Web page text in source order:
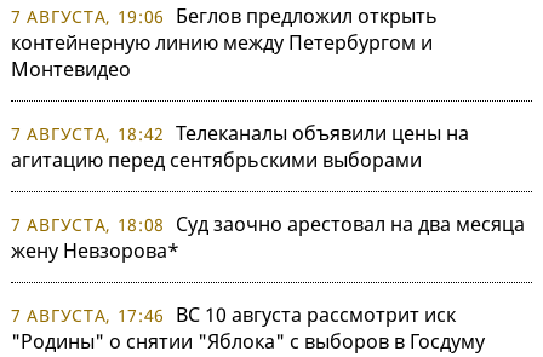
7 АВГУСТА, 19:06
Беглов предложил открыть
контейнерную линию между Петербургом и
Монтевидео
7 АВГУСТА, 18:42 Телеканалы объявили цены на
агитацию перед сентябрьскими выборами
7 АВГУСТА, 18:08
Суд заочно арестовал на два месяца
жену Невзорова*
7 АВГУСТА, 17:46
ВС 10 августа рассмотрит иск
"Родины" о снятии "Яблока" с выборов в Госдуму